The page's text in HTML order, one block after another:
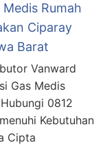
Rumah
Ciparay
Barat
Vanward
Gas Medis
0812
Kebutuhan
Cipta